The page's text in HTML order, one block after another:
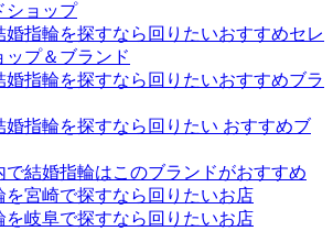
ショップ
婚指輪を探すなら回りたいおすすめセレ
ップ＆ブランド
婚指輪を探すなら回りたいおすすめブラ
婚指輪を探すなら回りたい おすすめブ
で結婚指輪はこのブランドがおすすめ
を宮崎で探すなら回りたいお店
を岐阜で探すなら回りたいお店